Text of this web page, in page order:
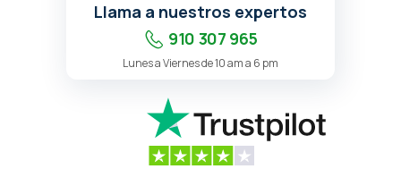
Llama a nuestros expertos
910 307 965
Lunes a Viernes de 10 am a 6 pm